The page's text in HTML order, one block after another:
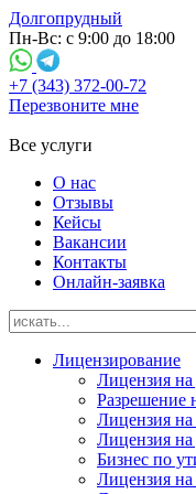
Долгопрудный
Пн-Вс: с 9:00 до 18:00
+7 (343) 372-00-72
Перезвоните мне
Все услуги
О нас
Отзывы
Кейсы
Вакансии
Контакты
Онлайн-заявка
Лицензирование
Лицензия на
Разрешение
Лицензия на
Лицензия на
Бизнес по
Лицензия